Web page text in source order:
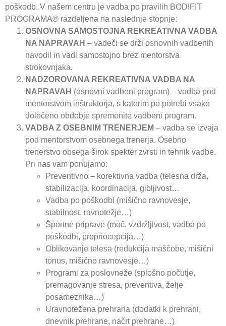
poškodb. V našem centru je vadba po pravilih BODIFIT
PROGRAMA® razdeljena na naslednje stopnje:
OSNOVNA SAMOSTOJNA REKREATIVNA VADBA
NA NAPRAVAH – vadeči se drži osnovnih vadbenih
navodil in vadi samostojno brez mentorstva
strokovnjaka.
NADZOROVANA REKREATIVNA VADBA NA
NAPRAVAH (osnovni vadbeni program) – vadba pod
mentorstvom inštruktorja, s katerim po potrebi vsako
določeno obdobje spremenite vadbeni program.
VADBA Z OSEBNIM TRENERJEM – vadba se izvaja
pod mentorstvom osebnega trenerja. Osebno
trenerstvo obsega širok spekter zvrsti in tehnik vadbe.
Pri nas vam ponujamo:
Preventivno – korektivna vadba (telesna drža,
stabilizacija, koordinacija, gibljivost…
Vadba po poškodbi (mišično ravnovesje,
stabilnost, ravnotežje…)
Športne priprave (moč, vzdržljivost, vadba po
poškodbi, propriocepcija…)
Oblikovanje telesa (redukcija maščobe, mišični
tonus, mišično ravnovesje…)
Programi za poslovneže (splošno počutje,
premagovanje stresa, preventiva, želje
posameznika…)
Uravnotežena prehrana (dodatki k prehrani,
dnevnik prehrane, načrt prehrane…)